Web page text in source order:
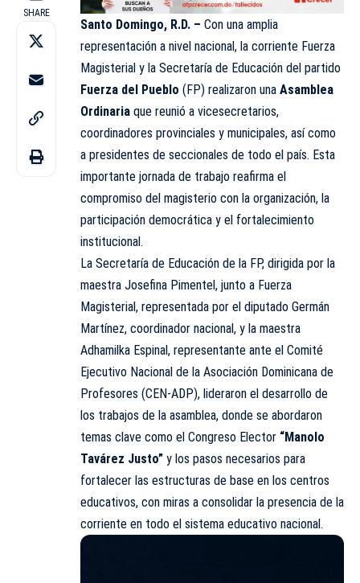
SHARE
Santo Domingo, R.D. – Con una amplia
representación a nivel nacional, la corriente Fuerza
Magisterial y la Secretaría de Educación del partido
Fuerza del Pueblo (FP) realizaron una Asamblea
Ordinaria que reunió a vicesecretarios,
coordinadores provinciales y municipales, así como
a presidentes de seccionales de todo el país. Esta
importante jornada de trabajo reafirma el
compromiso del magisterio con la organización, la
participación democrática y el fortalecimiento
institucional.
La Secretaría de Educación de la FP, dirigida por la
maestra Josefina Pimentel, junto a Fuerza
Magisterial, representada por el diputado Germán
Martínez, coordinador nacional, y la maestra
Adhamilka Espinal, representante ante el Comité
Ejecutivo Nacional de la Asociación Dominicana de
Profesores (CEN-ADP), lideraron el desarrollo de
los trabajos de la asamblea, donde se abordaron
temas clave como el Congreso Elector “Manolo
Tavárez Justo” y los pasos necesarios para
fortalecer las estructuras de base en los centros
educativos, con miras a consolidar la presencia de la
corriente en todo el sistema educativo nacional.